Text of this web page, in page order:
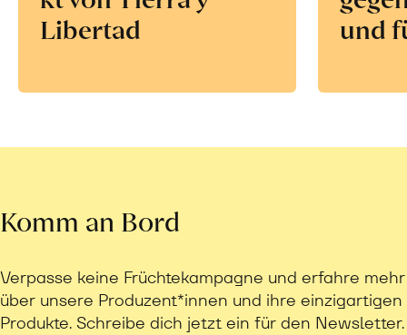
Libertad
und
Komm an Bord
Verpasse keine Früchtekampagne und erfahre mehr
über unsere Produzent*innen und ihre einzigartigen
Produkte. Schreibe dich jetzt ein für den Newsletter.